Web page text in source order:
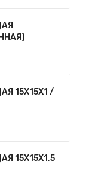
15Х15Х1 /
15Х15Х1,5